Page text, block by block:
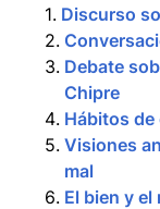
1. Discurso
2.
3. Debate
Chipre
4. Hábitos de
5. Visiones
mal
6. El bien y el